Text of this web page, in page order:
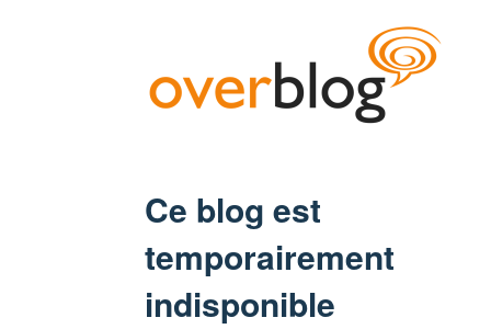
Ce blog est
temporairement
indisponible